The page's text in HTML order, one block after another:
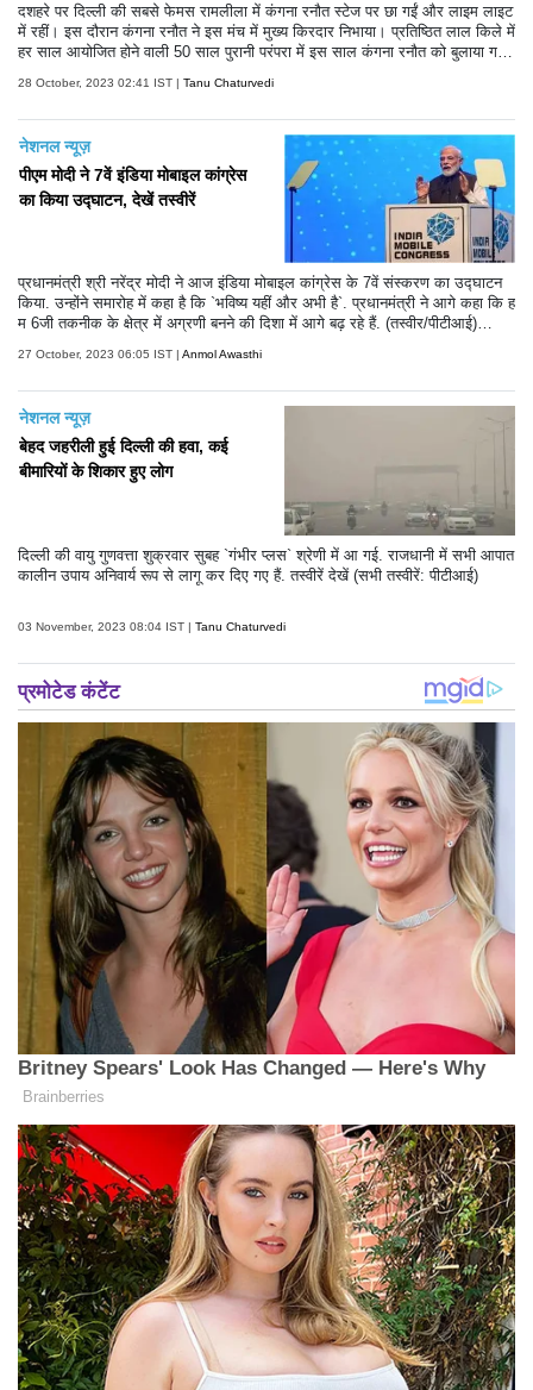
दशहरे पर दिल्ली की सबसे फेमस रामलीला में कंगना रनौत स्टेज पर छा गईं और लाइम लाइट
में रहीं। इस दौरान कंगना रनौत ने इस मंच में मुख्य किरदार निभाया। प्रतिष्ठित लाल किले में
हर साल आयोजित होने वाली 50 साल पुरानी परंपरा में इस साल कंगना रनौत को बुलाया ग
किया। हालांकि तमाम कोशिशों के बाद भी वह रावण दहन नहीं कर सकीं।
28 October, 2023 02:41 IST | Tanu Chaturvedi
नेशनल न्यूज़
पीएम मोदी ने 7वें इंडिया मोबाइल कांग्रेस
का किया उद्घाटन, देखें तस्वीरें
प्रधानमंत्री श्री नरेंद्र मोदी ने आज इंडिया मोबाइल कांग्रेस के 7वें संस्करण का उद्घाटन
किया. उन्होंने समारोह में कहा है कि `भविष्य यहीं और अभी है`. प्रधानमंत्री ने आगे कहा कि ह
म 6जी तकनीक के क्षेत्र में अग्रणी बनने की दिशा में आगे बढ़ रहे हैं. (तस्वीर/पीटीआई)
27 October, 2023 06:05 IST | Anmol Awasthi
नेशनल न्यूज़
बेहद जहरीली हुई दिल्ली की हवा, कई
बीमारियों के शिकार हुए लोग
दिल्ली की वायु गुणवत्ता शुक्रवार सुबह `गंभीर प्लस` श्रेणी में आ गई. राजधानी में सभी आपात
कालीन उपाय अनिवार्य रूप से लागू कर दिए गए हैं. तस्वीरें देखें (सभी तस्वीरें: पीटीआई)
03 November, 2023 08:04 IST | Tanu Chaturvedi